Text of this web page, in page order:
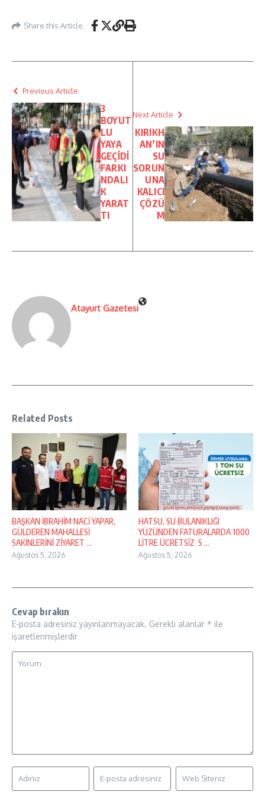
Share this Article
Previous Article
3
BOYUT
LU
YAYA
GEÇİDİ
FARKI
NDALI
K
YARAT
TI
Next Article
KIRIKH
AN’IN
SU
SORUN
UNA
KALICI
ÇÖZÜ
M
Atayurt Gazetesi
Related Posts
BAŞKAN İBRAHİM NACİ YAPAR,
GÜLDEREN MAHALLESİ
SAKİNLERİNİ ZİYARET ...
Ağustos 5, 2026
HATSU, SU BULANIKLIĞI
YÜZÜNDEN FATURALARDA 1000
LİTRE ÜCRETSİZ S ...
Ağustos 5, 2026
Cevap bırakın
E-posta adresiniz yayınlanmayacak. Gerekli alanlar * ile
işaretlenmişlerdir